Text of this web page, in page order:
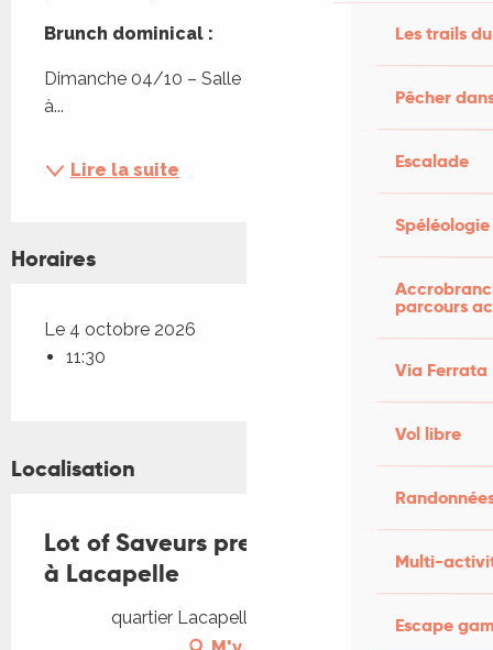
Les trails
Pêcher
Escalade
Spéléologie
parcours
Via Ferrata
Vol libre
Multi-
Escape
Brunch dominical :
Dimanche 04/10 – Salle des fêtes de Lacapelle
à...
Lire la suite
Horaires
Le 4 octobre 2026
11:30
Localisation
Lot of Saveurs prend ses quartiers
à Lacapelle
quartier Lacapelle, 46000 Cahors